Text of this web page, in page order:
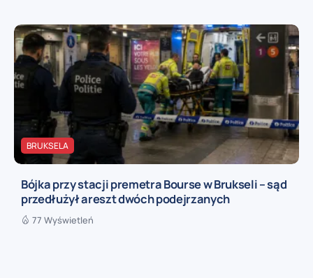
BRUKSELA
Bójka przy stacji premetra Bourse w Brukseli – sąd
przedłużył areszt dwóch podejrzanych
77 Wyświetleń